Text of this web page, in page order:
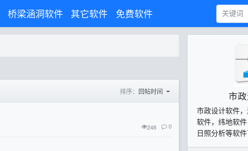
桥梁涵洞软件 其它软件 免费软件
排序： 回帖时间
248 0
市
市政设计软件
软件，纬地软
日照分析等软